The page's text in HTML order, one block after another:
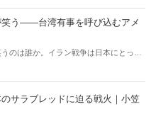
笑う――台湾有事を呼び込むアメ
のは誰か。イラン戦争は日本にとって
プランB」はあるのか。
サラブレッドに迫る戦火｜小笠